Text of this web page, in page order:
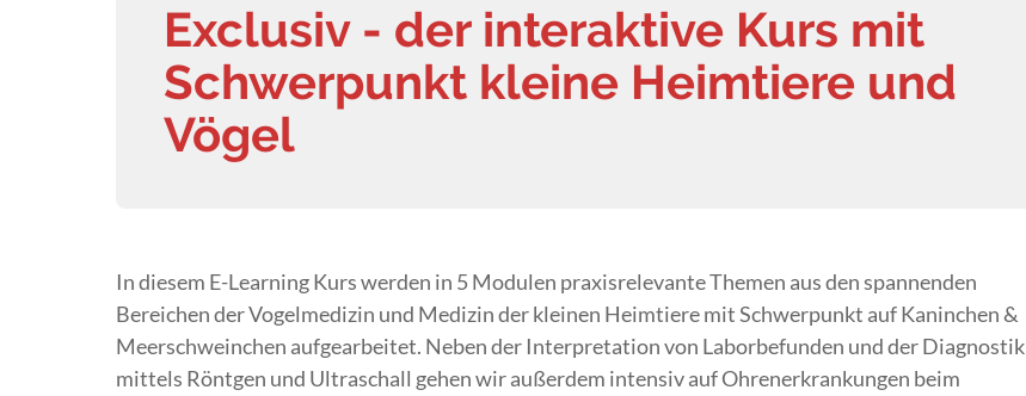
Exclusiv - der interaktive Kurs mit
Schwerpunkt kleine Heimtiere und
Vögel
In diesem E-Learning Kurs werden in 5 Modulen praxisrelevante Themen aus den spannenden
Bereichen der Vogelmedizin und Medizin der kleinen Heimtiere mit Schwerpunkt auf Kaninchen &
Meerschweinchen aufgearbeitet. Neben der Interpretation von Laborbefunden und der Diagnostik
mittels Röntgen und Ultraschall gehen wir außerdem intensiv auf Ohrenerkrankungen beim